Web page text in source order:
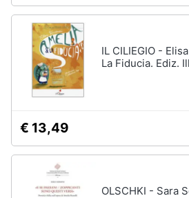
IL CILIEGIO -
La Fiducia. Ediz.
€ 13,49
OLSCHKI - Sara